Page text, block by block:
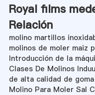
Royal films
Relación
molino martillos
molinos de moler maiz
Introducción de la
Clases De Molinos
de alta calidad de
Molino Para Moler Sal